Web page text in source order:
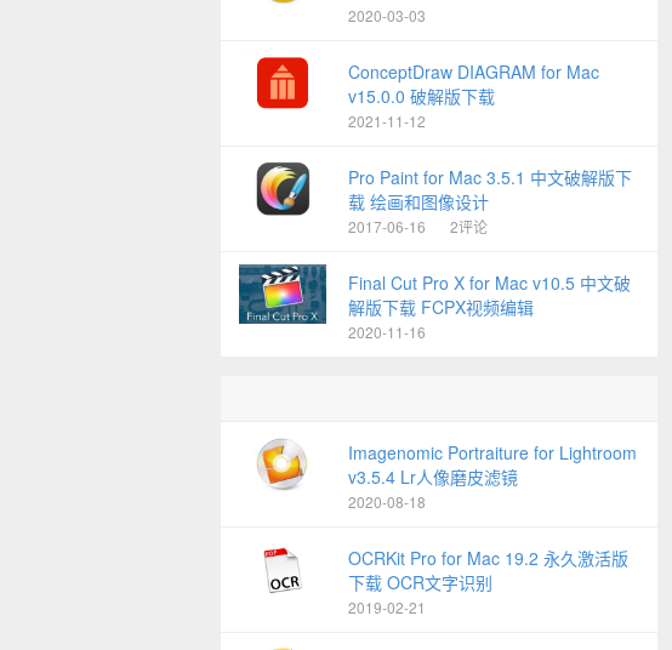
2020-03-03
ConceptDraw DIAGRAM for Mac
v15.0.0 破解版下载
2021-11-12
Pro Paint for Mac 3.5.1 中文破解版下
载 绘画和图像设计
2017-06-16 2评论
Final Cut Pro X for Mac v10.5 中文破
解版下载 FCPX视频编辑
2020-11-16
Imagenomic Portraiture for Lightroom
v3.5.4 Lr人像磨皮滤镜
2020-08-18
OCRKit Pro for Mac 19.2 永久激活版
下载 OCR文字识别
2019-02-21